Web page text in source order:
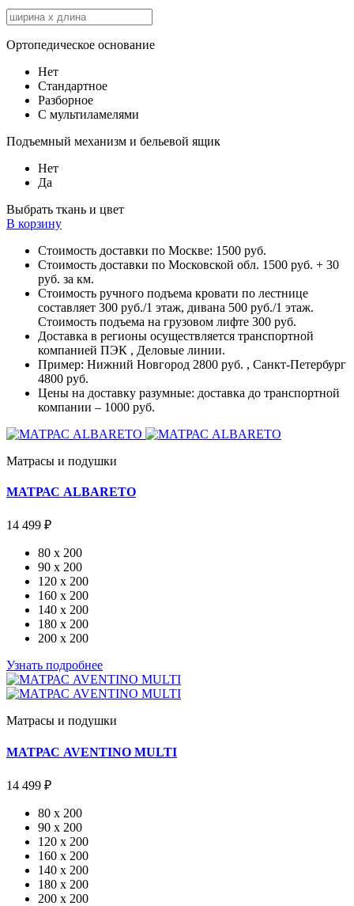
Ортопедическое основание
Нет
Стандартное
Разборное
С мультиламелями
Подъемный механизм и бельевой ящик
Нет
Да
Выбрать ткань и цвет
В корзину
Стоимость доставки по Москве: 1500 руб.
Стоимость доставки по Московской обл. 1500 руб. + 30
руб. за км.
Стоимость ручного подъема кровати по лестнице
составляет 300 руб./1 этаж, дивана 500 руб./1 этаж.
Стоимость подъема на грузовом лифте 300 руб.
Доставка в регионы осуществляется транспортной
компанией ПЭК , Деловые линии.
Пример: Нижний Новгород 2800 руб. , Санкт-Петербург
4800 руб.
Цены на доставку разумные: доставка до транспортной
компании – 1000 руб.
Матрасы и подушки
МАТРАС ALBARETO
14 499 ₽
80 x 200
90 x 200
120 x 200
160 x 200
140 x 200
180 x 200
200 x 200
Узнать подробнее
Матрасы и подушки
МАТРАС AVENTINO MULTI
14 499 ₽
80 x 200
90 x 200
120 x 200
160 x 200
140 x 200
180 x 200
200 x 200